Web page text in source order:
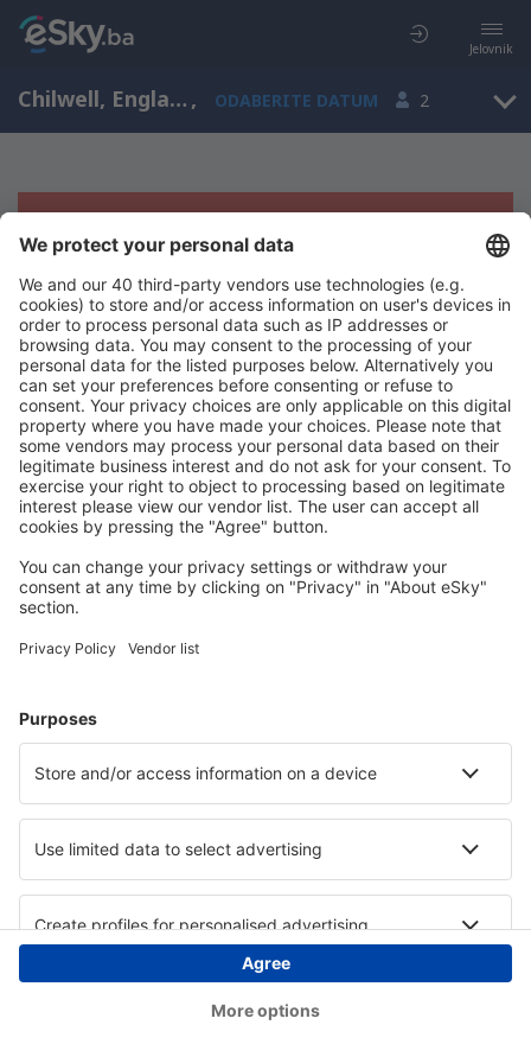
Jelovnik
Chilwell, England, Velika Britanija , ODABERITE DATUM 2
Žao nam je, ne možemo da prikažemo
rezultate
Pokušajte još jednom kad izaberete druge kriterijume
Copyright © eSky.ba. Sva prava zadržana.